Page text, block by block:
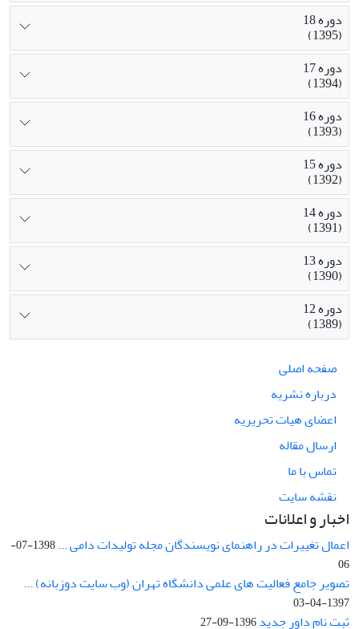
دوره 18
(1395)
دوره 17
(1394)
دوره 16
(1393)
دوره 15
(1392)
دوره 14
(1391)
دوره 13
(1390)
دوره 12
(1389)
صفحه اصلی
درباره نشریه
اعضای هیات تحریریه
ارسال مقاله
تماس با ما
نقشه سایت
اخبار و اعلانات
اعمال تغییرات در راهنمای نویسندگان مجله تولیدات دامی ...
1398-07-
06
تصویر جامع فعالیت های علمی دانشگاه تهران (وب سایت دوزبانه) ...
1397-04-03
ثبت نام داور جدید1396-09-27